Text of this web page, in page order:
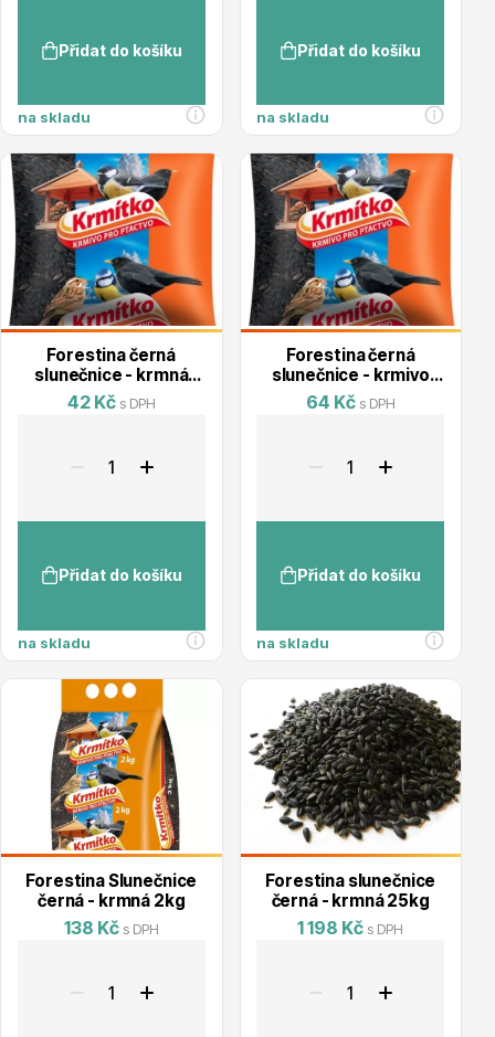
Substráty, hnojiva, kůra
Trvalky
Bylinky do kuchyně
Živé ploty
Přidat do košíku
na skladu
Přidat do košíku
na skladu
Forestina černá
slunečnice - krmná
400g
42 Kč s DPH
Přidat do košíku
na skladu
Forestina černá
slunečnice - krmivo
800g
64 Kč s DPH
Přidat do košíku
na skladu
Forestina Slunečnice
černá - krmná 2kg
138 Kč s DPH
Forestina slunečnice
černá - krmná 25kg
1 198 Kč s DPH